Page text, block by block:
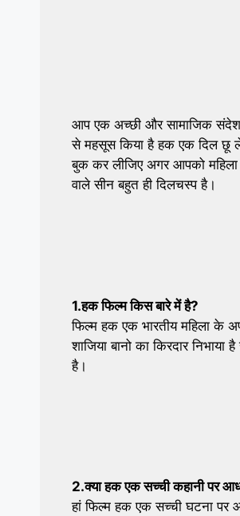
आप एक अच्छी और सामाजिक संदेश
से महसूस किया है हक एक दिल छू
बुक कर लीजिए अगर आपको
वाले सीन बहुत ही दिलचस्प है।
1.हक फिल्म किस बारे में है?
फिल्म हक एक भारतीय महिला के
शाजिया बानो का किरदार
है।
2.क्या हक एक सच्ची कहानी पर
हां फिल्म हक एक सच्ची घटना पर